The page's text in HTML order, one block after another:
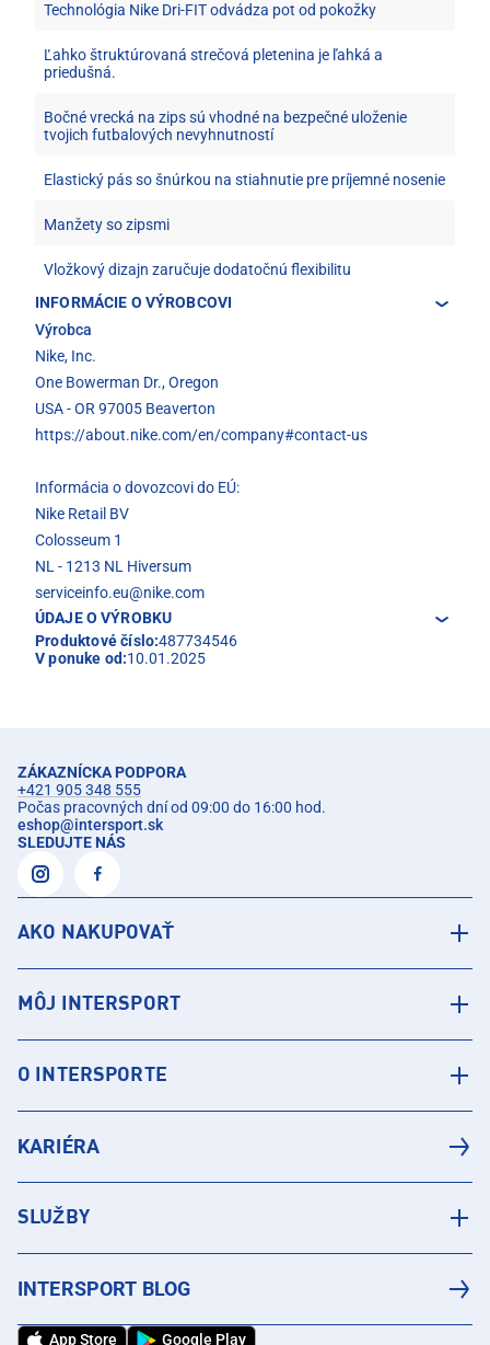
Technológia Nike Dri-FIT odvádza pot od pokožky
Ľahko štruktúrovaná strečová pletenina je ľahká a
priedušná.
Bočné vrecká na zips sú vhodné na bezpečné uloženie
tvojich futbalových nevyhnutností
Elastický pás so šnúrkou na stiahnutie pre príjemné nosenie
Manžety so zipsmi
Vložkový dizajn zaručuje dodatočnú flexibilitu
INFORMÁCIE O VÝROBCOVI
Výrobca
Nike, Inc.
One Bowerman Dr., Oregon
USA - OR 97005 Beaverton
https://about.nike.com/en/company#contact-us
Informácia o dovozcovi do EÚ:
Nike Retail BV
Colosseum 1
NL - 1213 NL Hiversum
serviceinfo.eu@nike.com
ÚDAJE O VÝROBKU
Produktové číslo:487734546
V ponuke od:10.01.2025
ZÁKAZNÍCKA PODPORA
+421 905 348 555
Počas pracovných dní od 09:00 do 16:00 hod.
eshop@intersport.sk
SLEDUJTE NÁS
AKO NAKUPOVAŤ
MÔJ INTERSPORT
O INTERSPORTE
KARIÉRA
SLUŽBY
INTERSPORT BLOG
App Store Google Play